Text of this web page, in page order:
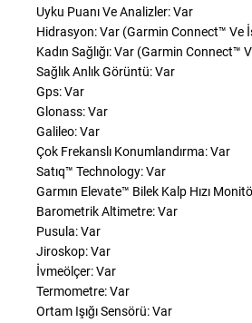
Uyku Puanı Ve Analizler: Var
Hidrasyon: Var (Garmin Connect™ Ve
Kadın Sağlığı: Var (Garmin
Sağlık Anlık Görüntü: Var
Gps: Var
Glonass: Var
Galileo: Var
Çok Frekanslı Konumlandırma: Var
Satıq™ Technology: Var
Garmın Elevate™ Bilek Kalp Hızı
Barometrik Altimetre: Var
Pusula: Var
Jiroskop: Var
İvmeölçer: Var
Termometre: Var
Ortam Işığı Sensörü: Var